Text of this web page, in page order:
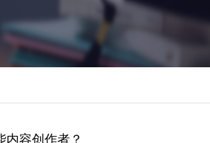
容创作者？